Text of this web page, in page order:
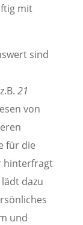
mit
sind
21
von
für die
hinterfragt
dazu
und